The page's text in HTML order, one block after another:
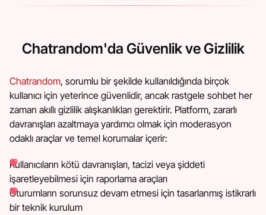
Chatrandom'da Güvenlik ve Gizlilik
Chatrandom, sorumlu bir şekilde kullanıldığında birçok
kullanıcı için yeterince güvenlidir, ancak rastgele sohbet her
zaman akıllı gizlilik alışkanlıkları gerektirir. Platform, zararlı
davranışları azaltmaya yardımcı olmak için moderasyon
odaklı araçlar ve temel korumalar içerir:
Kullanıcıların kötü davranışları, tacizi veya şiddeti
işaretleyebilmesi için raporlama araçları
Oturumların sorunsuz devam etmesi için tasarlanmış istikrarlı
bir teknik kurulum